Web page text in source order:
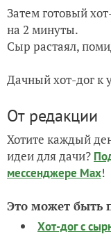
Затем готовый
на 2 минуты.
Сыр растаял,
Дачный хот-дог к
От редакции
Хотите каждый
идеи для дачи?
мессенджере Max!
Это может быть
Хот-дог с